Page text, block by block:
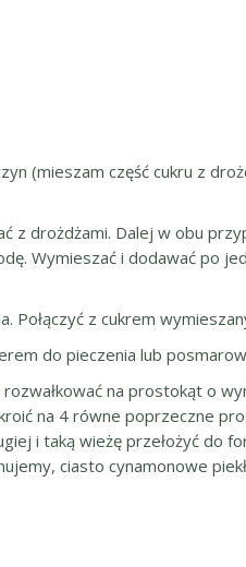
(mieszam część cukru z
z drożdżami. Dalej w obu
Wymieszać i dodawać po
Połączyć z cukrem
do pieczenia lub
na prostokąt o
na 4 równe poprzeczne
i taką wieżę przełożyć do
ciasto cynamonowe